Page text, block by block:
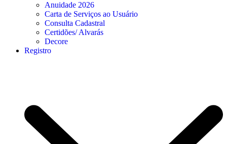
Anuidade 2026
Carta de Serviços ao Usuário
Consulta Cadastral
Certidões/ Alvarás
Decore
Registro